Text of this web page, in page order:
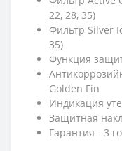
22, 28, 35)
Фильтр Silver
35)
Функция
Golden Fin
Индикация
Защитная
Гарантия - 3